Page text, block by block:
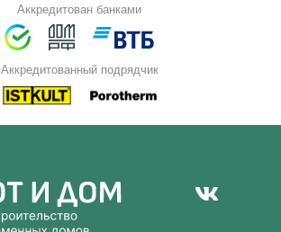
Аккредитован банками
Аккредитованный подрядчик